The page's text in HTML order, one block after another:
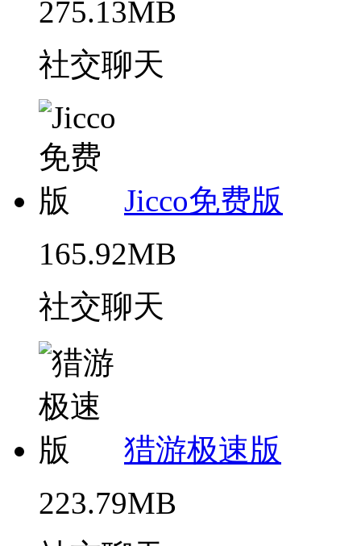
275.13MB
社交聊天
Jicco免费版
165.92MB
社交聊天
猎游极速版
223.79MB